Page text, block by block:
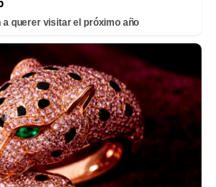
a querer visitar el próximo año